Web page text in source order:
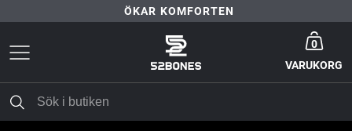
ÖKAR KOMFORTEN
30 DAGARS NÖJD-KUND-GARANTI
0
VARUKORG